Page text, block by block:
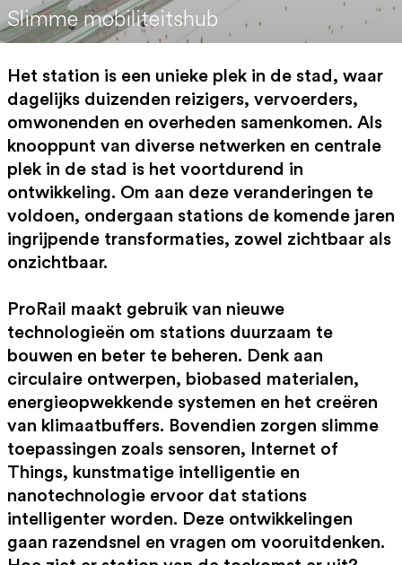
Slimme mobiliteitshub
Het station is een unieke plek in de stad, waar
dagelijks duizenden reizigers, vervoerders,
omwonenden en overheden samenkomen. Als
knooppunt van diverse netwerken en centrale
plek in de stad is het voortdurend in
ontwikkeling. Om aan deze veranderingen te
voldoen, ondergaan stations de komende jaren
ingrijpende transformaties, zowel zichtbaar als
onzichtbaar.
ProRail maakt gebruik van nieuwe
technologieën om stations duurzaam te
bouwen en beter te beheren. Denk aan
circulaire ontwerpen, biobased materialen,
energieopwekkende systemen en het creëren
van klimaatbuffers. Bovendien zorgen slimme
toepassingen zoals sensoren, Internet of
Things, kunstmatige intelligentie en
nanotechnologie ervoor dat stations
intelligenter worden. Deze ontwikkelingen
gaan razendsnel en vragen om vooruitdenken.